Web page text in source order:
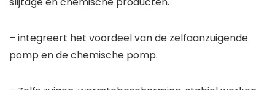
– integreert het voordeel van de zelfaanzuigende
pomp en de chemische pomp.